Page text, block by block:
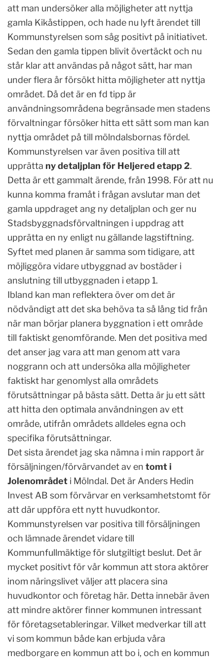
att man undersöker alla möjligheter att nyttja
gamla Kikåstippen, och hade nu lyft ärendet till
Kommunstyrelsen som såg positivt på initiativet.
Sedan den gamla tippen blivit övertäckt och nu
står klar att användas på något sätt, har man
under flera år försökt hitta möjligheter att nyttja
området. Då det är en fd tipp är
användningsområdena begränsade men stadens
förvaltningar försöker hitta ett sätt som man kan
nyttja området på till mölndalsbornas fördel.
Kommunstyrelsen var även positiva till att
upprätta ny detaljplan för Heljered etapp 2.
Detta är ett gammalt ärende, från 1998. För att nu
kunna komma framåt i frågan avslutar man det
gamla uppdraget ang ny detaljplan och ger nu
Stadsbyggnadsförvaltningen i uppdrag att
upprätta en ny enligt nu gällande lagstiftning.
Syftet med planen är samma som tidigare, att
möjliggöra vidare utbyggnad av bostäder i
anslutning till utbyggnaden i etapp 1.
Ibland kan man reflektera över om det är
nödvändigt att det ska behöva ta så lång tid från
när man börjar planera byggnation i ett område
till faktiskt genomförande. Men det positiva med
det anser jag vara att man genom att vara
noggrann och att undersöka alla möjligheter
faktiskt har genomlyst alla områdets
förutsättningar på bästa sätt. Detta är ju ett sätt
att hitta den optimala användningen av ett
område, utifrån områdets alldeles egna och
specifika förutsättningar.
Det sista ärendet jag ska nämna i min rapport är
försäljningen/förvärvandet av en tomt i
Jolenområdet i Mölndal. Det är Anders Hedin
Invest AB som förvärvar en verksamhetstomt för
att där uppföra ett nytt huvudkontor.
Kommunstyrelsen var positiva till försäljningen
och lämnade ärendet vidare till
Kommunfullmäktige för slutgiltigt beslut. Det är
mycket positivt för vår kommun att stora aktörer
inom näringslivet väljer att placera sina
huvudkontor och företag här. Detta innebär även
att mindre aktörer finner kommunen intressant
för företagsetableringar. Vilket medverkar till att
vi som kommun både kan erbjuda våra
medborgare en kommun att bo i, och en kommun